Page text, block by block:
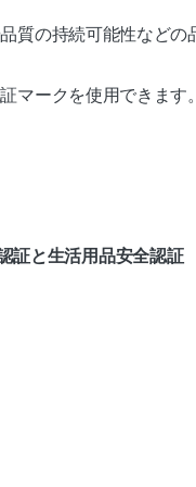
質の持続可能性などの
マークを使用できます
証と生活用品安全認証